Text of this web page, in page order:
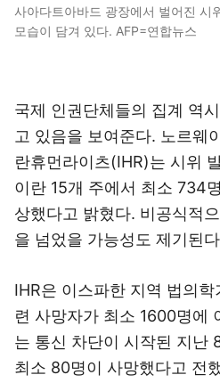
사아다트아바드 광장에서 벌어진 시
모습이 담겨 있다. AFP=연합뉴스
국제 인권단체들의 집계 역
고 있음을 보여준다. 노르웨
란휴먼라이츠(IHR)는 시위
이란 15개 주에서 최소 734
상했다고 밝혔다. 비공식적
을 넘었을 가능성도 제기된
IHR은 이스파한 지역 법의
련 사망자가 최소 1600명에
는 통신 차단이 시작된 지난
최소 80명이 사망했다고 전